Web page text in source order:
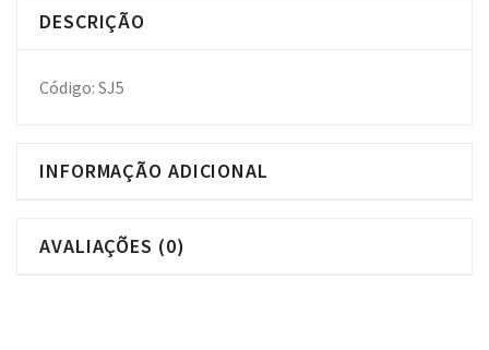
DESCRIÇÃO
Código: SJ5
INFORMAÇÃO ADICIONAL
AVALIAÇÕES (0)